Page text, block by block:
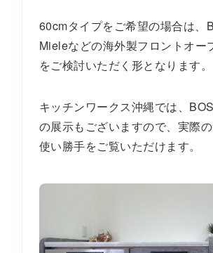
60cmタイプをご希望の場合は、
Mieleなどの海外製フロントオー
をご検討いただく形となります。
キッチンワークス沖縄では、
の展示もございますので、実際
使い勝手をご覧いただけます。